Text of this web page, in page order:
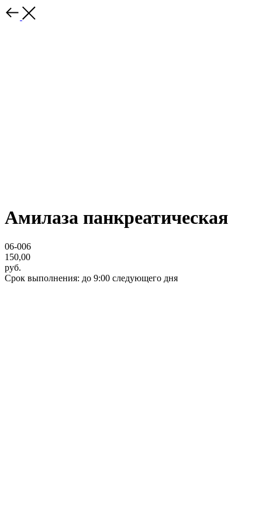
Амилаза панкреатическая
06-006
150,00
руб.
Срок выполнения: до 9:00 следующего дня